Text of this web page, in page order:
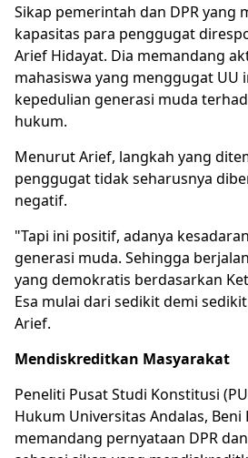
Sikap pemerintah dan DPR yang
kapasitas para penggugat
Arief Hidayat. Dia memandang
mahasiswa yang menggugat UU
kepedulian generasi muda
hukum.
Menurut Arief, langkah yang
penggugat tidak seharusnya
negatif.
"Tapi ini positif, adanya
generasi muda. Sehingga
yang demokratis berdasarkan
Esa mulai dari sedikit demi
Arief.
Mendiskreditkan Masyarakat
Peneliti Pusat Studi Konstitusi
Hukum Universitas Andalas, Beni
memandang pernyataan DPR